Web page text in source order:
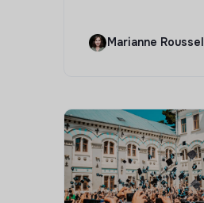
Marianne Roussel